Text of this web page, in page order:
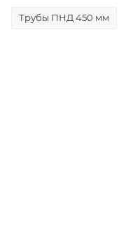
Трубы ПНД 450 мм